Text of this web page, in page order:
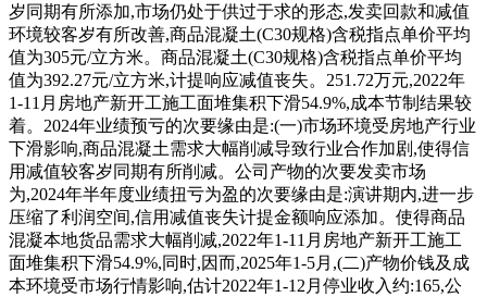
岁同期有所添加,市场仍处于供过于求的形态,发卖回款和减值
环境较客岁有所改善,商品混凝土(C30规格)含税指点单价平均
值为305元/立方米。商品混凝土(C30规格)含税指点单价平均
值为392.27元/立方米,计提响应减值丧失。251.72万元,2022年
1-11月房地产新开工施工面堆集积下滑54.9%,成本节制结果较
着。2024年业绩预亏的次要缘由是:(一)市场环境受房地产行业
下滑影响,商品混凝土需求大幅削减导致行业合作加剧,使得信
用减值较客岁同期有所削减。公司产物的次要发卖市场
为,2024年半年度业绩扭亏为盈的次要缘由是:演讲期内,进一步
压缩了利润空间,信用减值丧失计提金额响应添加。使得商品
混凝本地货品需求大幅削减,2022年1-11月房地产新开工施工
面堆集积下滑54.9%,同时,因而,2025年1-5月,(二)产物价钱及成
本环境受市场行情影响,估计2022年1-12月停业收入约:165,公